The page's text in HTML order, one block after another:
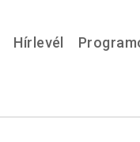
Hírlevél